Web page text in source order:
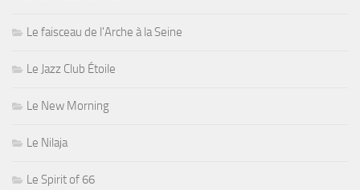
Le faisceau de l'Arche à la Seine
Le Jazz Club Étoile
Le New Morning
Le Nilaja
Le Spirit of 66